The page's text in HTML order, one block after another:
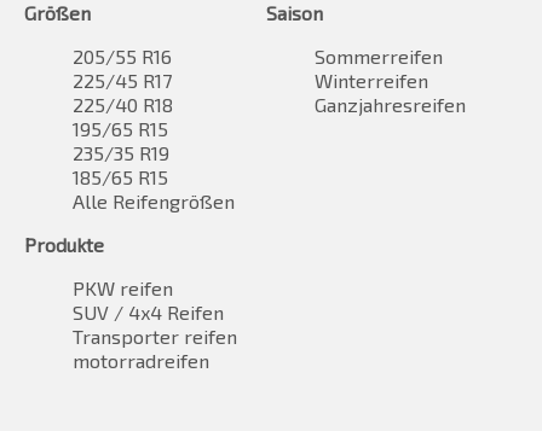
Größen
205/55 R16
225/45 R17
225/40 R18
195/65 R15
235/35 R19
185/65 R15
Alle Reifengrößen
Saison
Sommerreifen
Winterreifen
Ganzjahresreifen
Produkte
PKW reifen
SUV / 4x4 Reifen
Transporter reifen
motorradreifen